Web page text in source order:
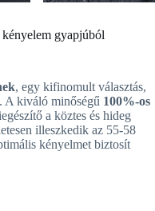
gyapjúból
, egy kifinomult választás,
A kiváló minőségű 100%-os
a köztes és hideg
illeszkedik az 55-58
kényelmet biztosít